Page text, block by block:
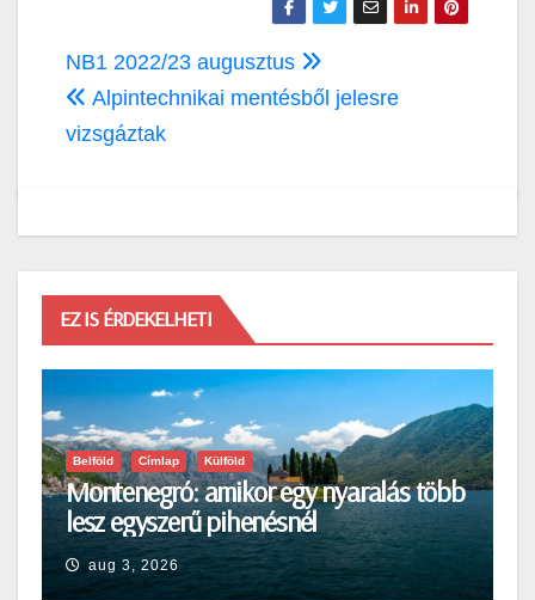
Bejegyzés
navigáció
NB1 2022/23 augusztus
Alpintechnikai mentésből jelesre
vizsgáztak
EZ IS ÉRDEKELHETI
Belföld Címlap Külföld
Montenegró: amikor egy nyaralás több
lesz egyszerű pihenésnél
aug 3, 2026